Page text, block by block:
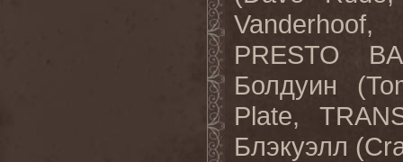
Vanderhoof,
PRESTO
Болдуин (
Plate,
Блэкуэлл (